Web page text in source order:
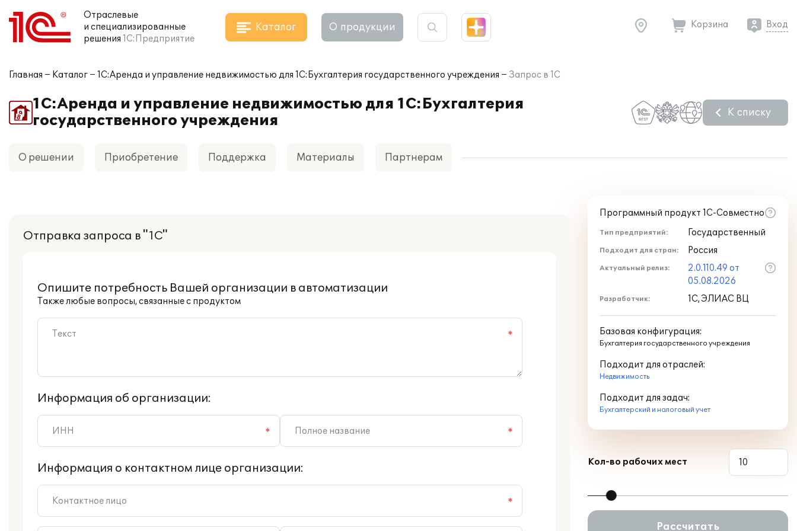
Отраслевые
и специализированные
решения 1С:Предприятие
Каталог О продукции Корзина Вход
Главная Каталог 1С:Аренда и управление недвижимостью для 1С:Бухгалтерия государственного учреждения Запрос в 1С
1С:Аренда и управление недвижимостью для 1С:Бухгалтерия
государственного учреждения
К списку
О решении Приобретение Поддержка Материалы Партнерам
Отправка запроса в "1С"
Опишите потребность Вашей организации в автоматизации
Также любые вопросы, связанные с продуктом
*
Информация об организации:
* *
Информация о контактном лице организации:
*
Программный продукт 1С-Совместно
Тип предприятий: Государственный
Подходит для стран: Россия
Актуальный релиз:
2.0.110.49 от
05.08.2026
Разработчик: 1С, ЭЛИАС ВЦ
Базовая конфигурация:
Бухгалтерия государственного учреждения
Подходит для отраслей:
Недвижимость
Подходит для задач:
Бухгалтерский и налоговый учет
Кол-во рабочих мест
Рассчитать